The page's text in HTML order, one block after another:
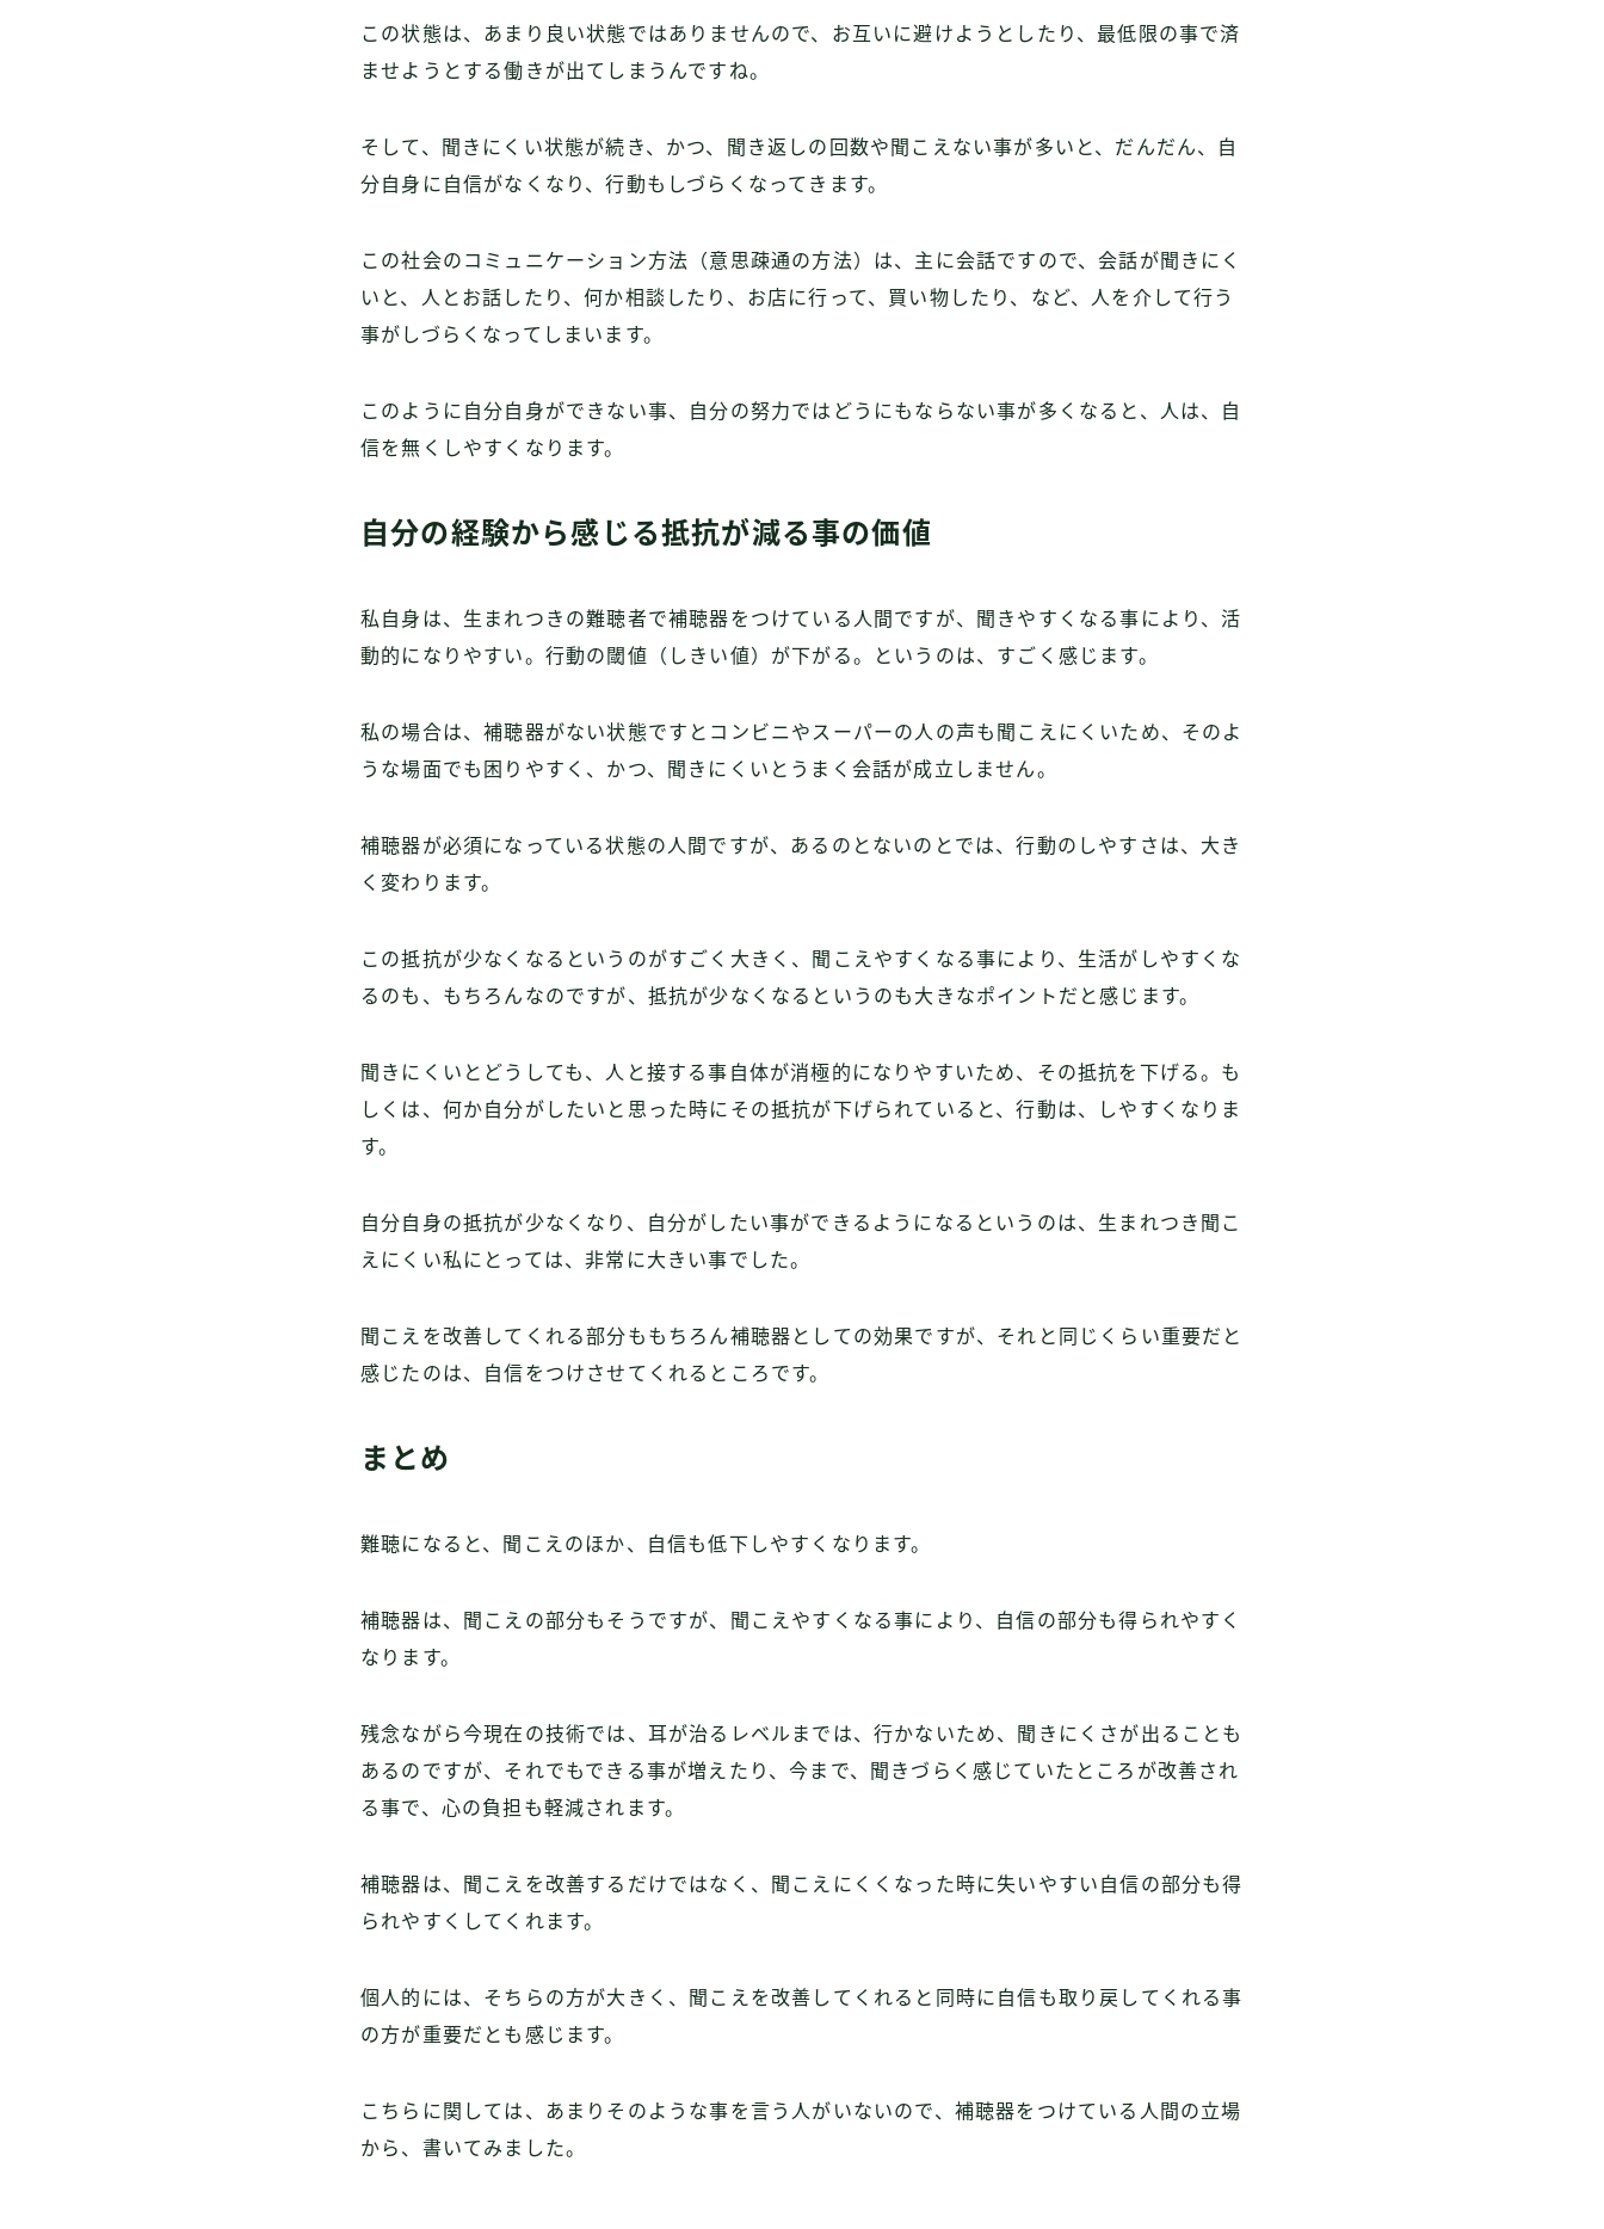
この状態は、あまり良い状態ではありませんので、お互いに避けようとしたり、最低限の事で済
ませようとする働きが出てしまうんですね。
そして、聞きにくい状態が続き、かつ、聞き返しの回数や聞こえない事が多いと、だんだん、自
分自身に自信がなくなり、行動もしづらくなってきます。
この社会のコミュニケーション方法（意思疎通の方法）は、主に会話ですので、会話が聞きにく
いと、人とお話したり、何か相談したり、お店に行って、買い物したり、など、人を介して行う
事がしづらくなってしまいます。
このように自分自身ができない事、自分の努力ではどうにもならない事が多くなると、人は、自
信を無くしやすくなります。
自分の経験から感じる抵抗が減る事の価値
私自身は、生まれつきの難聴者で補聴器をつけている人間ですが、聞きやすくなる事により、活
動的になりやすい。行動の閾値（しきい値）が下がる。というのは、すごく感じます。
私の場合は、補聴器がない状態ですとコンビニやスーパーの人の声も聞こえにくいため、そのよ
うな場面でも困りやすく、かつ、聞きにくいとうまく会話が成立しません。
補聴器が必須になっている状態の人間ですが、あるのとないのとでは、行動のしやすさは、大き
く変わります。
この抵抗が少なくなるというのがすごく大きく、聞こえやすくなる事により、生活がしやすくな
るのも、もちろんなのですが、抵抗が少なくなるというのも大きなポイントだと感じます。
聞きにくいとどうしても、人と接する事自体が消極的になりやすいため、その抵抗を下げる。も
しくは、何か自分がしたいと思った時にその抵抗が下げられていると、行動は、しやすくなりま
す。
自分自身の抵抗が少なくなり、自分がしたい事ができるようになるというのは、生まれつき聞こ
えにくい私にとっては、非常に大きい事でした。
聞こえを改善してくれる部分ももちろん補聴器としての効果ですが、それと同じくらい重要だと
感じたのは、自信をつけさせてくれるところです。
まとめ
難聴になると、聞こえのほか、自信も低下しやすくなります。
補聴器は、聞こえの部分もそうですが、聞こえやすくなる事により、自信の部分も得られやすく
なります。
残念ながら今現在の技術では、耳が治るレベルまでは、行かないため、聞きにくさが出ることも
あるのですが、それでもできる事が増えたり、今まで、聞きづらく感じていたところが改善され
る事で、心の負担も軽減されます。
補聴器は、聞こえを改善するだけではなく、聞こえにくくなった時に失いやすい自信の部分も得
られやすくしてくれます。
個人的には、そちらの方が大きく、聞こえを改善してくれると同時に自信も取り戻してくれる事
の方が重要だとも感じます。
こちらに関しては、あまりそのような事を言う人がいないので、補聴器をつけている人間の立場
から、書いてみました。